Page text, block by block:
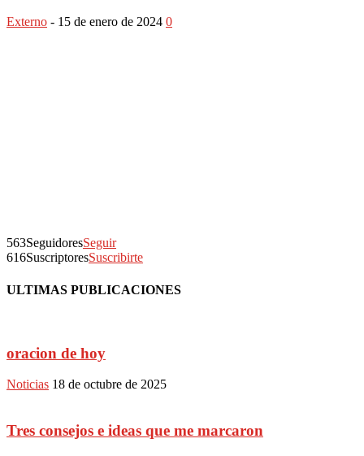
Externo - 15 de enero de 2024 0
563SeguidoresSeguir
616SuscriptoresSuscribirte
ULTIMAS PUBLICACIONES
oracion de hoy
Noticias 18 de octubre de 2025
Tres consejos e ideas que me marcaron